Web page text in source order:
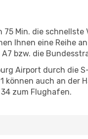
Min. die
Ihnen eine Reihe
bzw. die
Airport durch die
können auch an der
zum Flughafen.